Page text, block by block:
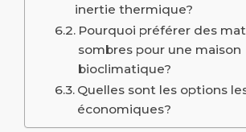
inertie thermique?
Pourquoi préférer des
sombres pour une maison
bioclimatique?
Quelles sont les options
économiques?